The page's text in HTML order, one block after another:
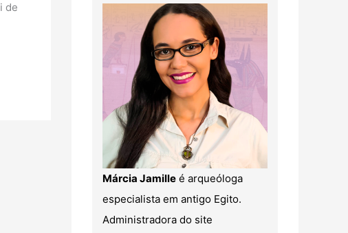
de
Márcia Jamille é arqueóloga
especialista em antigo Egito.
Administradora do site